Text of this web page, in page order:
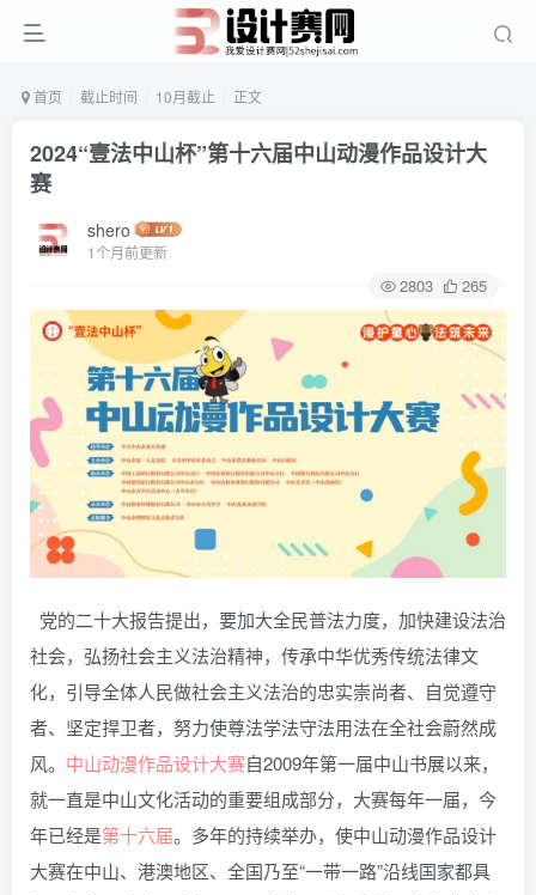
首页 截止时间 10月截止 正文
2024“壹法中山杯”第十六届中山动漫作品设计大
赛
shero
1个月前更新
2803 265
党的二十大报告提出，要加大全民普法力度，加快建设法治
社会，弘扬社会主义法治精神，传承中华优秀传统法律文
化，引导全体人民做社会主义法治的忠实崇尚者、自觉遵守
者、坚定捍卫者，努力使尊法学法守法用法在全社会蔚然成
风。 中山动漫作品设计大赛自2009年第一届中山书展以来，
就一直是中山文化活动的重要组成部分，大赛每年一届，今
年已经是第十六届。多年的持续举办，使中山动漫作品设计
大赛在中山、港澳地区、全国乃至“一带一路”沿线国家都具